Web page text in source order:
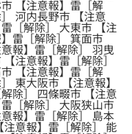
【注意報】雷［解
河内長野市 【注意
［解除］ 大東市 【注
雷［解除］ 箕面市
報】雷［解除］ 羽曳
注意報】雷［解除］
【注意報】雷［解
東大阪市 【注意報】
除］ 四條畷市 【注意
［解除］ 大阪狭山市
報】雷［解除］ 島本
意報】雷［解除］ 能